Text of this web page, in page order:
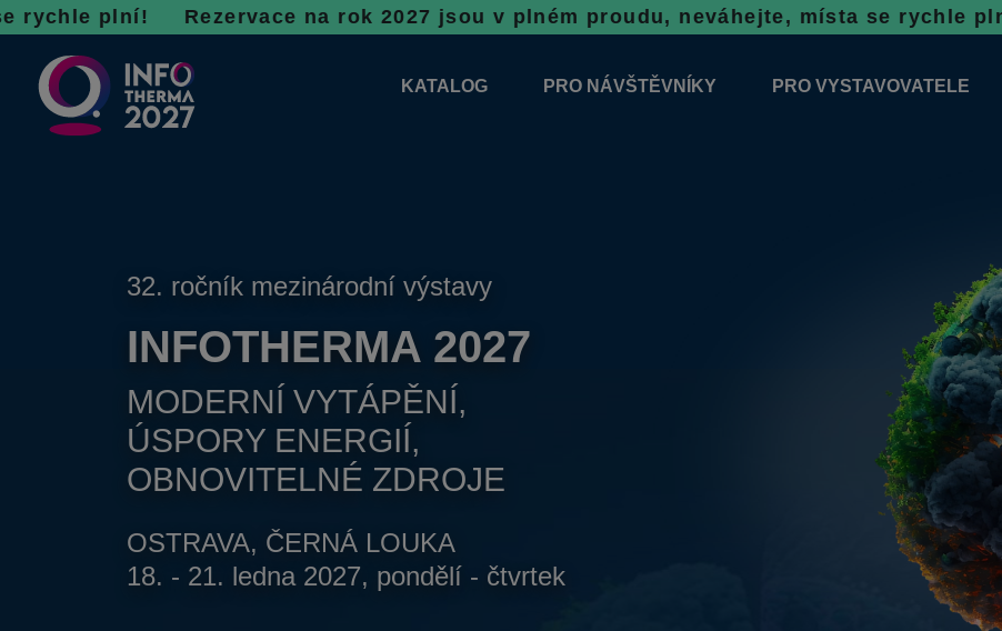
R ezervace na rok 2027 jsou v plném proudu, neváhejte, místa se rychle plní!
KATALOG PRO NÁVŠTĚVNÍKY PRO VYSTAVOVATELE
32. ročník mezinárodní výstavy
INFOTHERMA 2027
MODERNÍ VYTÁPĚNÍ,
ÚSPORY ENERGIÍ,
OBNOVITELNÉ ZDROJE
OSTRAVA, ČERNÁ LOUKA
18. - 21. ledna 2027, pondělí - čtvrtek